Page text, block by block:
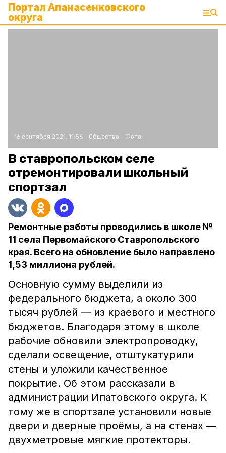
Портал Апанасенковского
округа
16 сентября 2021, 11:56 Общество Фото:
В ставропольском селе
отремонтировали школьный
спортзал
Ремонтные работы проводились в школе №
11 села Первомайского Ставропольского
края. Всего на обновление было направлено
1,53 миллиона рублей.
Основную сумму выделили из
федерального бюджета, а около 300
тысяч рублей — из краевого и местного
бюджетов. Благодаря этому в школе
рабочие обновили электропроводку,
сделали освещение, отштукатурили
стены и уложили качественное
покрытие. Об этом рассказали в
администрации Ипатовского округа. К
тому же в спортзале установили новые
двери и дверные проёмы, а на стенах —
двухметровые мягкие протекторы.